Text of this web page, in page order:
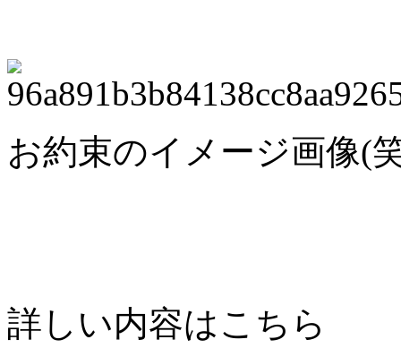
お約束のイメージ画像(
詳しい内容はこち